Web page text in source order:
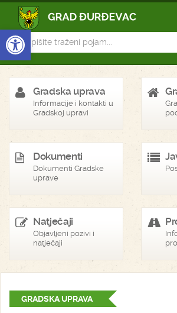
Open toolbar
Gradska uprava
Informacije i kontakti u
Gradskoj upravi
Dokumenti
Dokumenti Gradske
uprave
Natječaji
Objavljeni pozivi i
natječaji
GRADSKA UPRAVA